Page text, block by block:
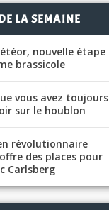
LA SEMAINE
nouvelle étape
brassicole
vous avez toujours
sur le houblon
révolutionnaire
des places pour
Carlsberg